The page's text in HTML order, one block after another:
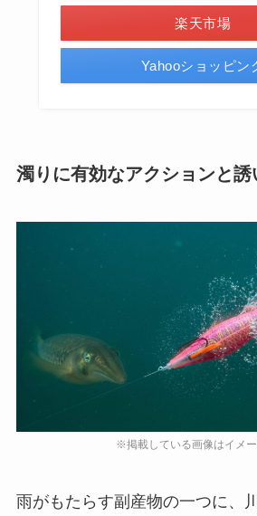
楽天市場
Yahooショッピン
濁りに有効なアクションと誘
雨がもたらす副産物の一つに、